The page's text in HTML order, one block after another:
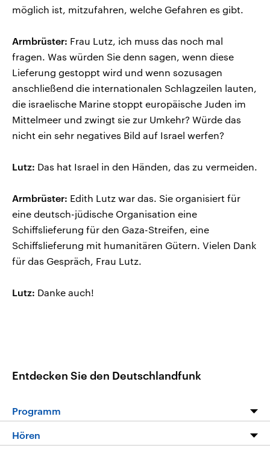
möglich ist, mitzufahren, welche Gefahren es gibt.
Armbrüster: Frau Lutz, ich muss das noch mal
fragen. Was würden Sie denn sagen, wenn diese
Lieferung gestoppt wird und wenn sozusagen
anschließend die internationalen Schlagzeilen lauten,
die israelische Marine stoppt europäische Juden im
Mittelmeer und zwingt sie zur Umkehr? Würde das
nicht ein sehr negatives Bild auf Israel werfen?
Lutz: Das hat Israel in den Händen, das zu vermeiden.
Armbrüster: Edith Lutz war das. Sie organisiert für
eine deutsch-jüdische Organisation eine
Schiffslieferung für den Gaza-Streifen, eine
Schiffslieferung mit humanitären Gütern. Vielen Dank
für das Gespräch, Frau Lutz.
Lutz: Danke auch!
Entdecken Sie den Deutschlandfunk
Programm
Hören